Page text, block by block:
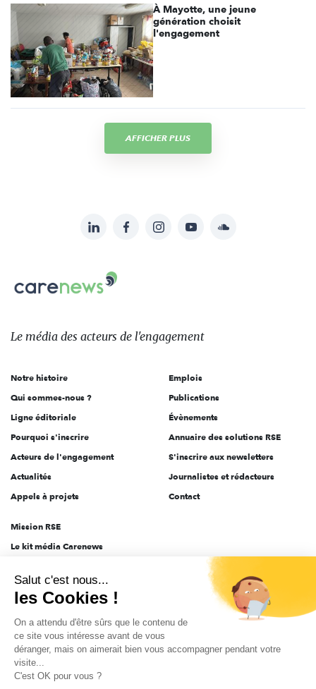
À Mayotte, une jeune
génération choisit
l'engagement
AFFICHER PLUS
sur:
LinkedInFacebookInstagramYouTubeSoundcloud
Le
des
l'engagement
Le média des acteurs de l'engagement
Notre histoire
Qui sommes-nous ?
Ligne éditoriale
Pourquoi s'inscrire
Acteurs de l'engagement
Actualités
Appels à projets
Emplois
Publications
Évènements
Annuaire des solutions RSE
S'inscrire aux newsletters
Journalistes et rédacteurs
Contact
Mission RSE
Le kit média Carenews
AEF info
Novethic
PRODURABLE
Inclusiv Day
Salut c'est nous...
les Cookies !
On a attendu d'être sûrs que le contenu de
ce site vous intéresse avant de vous
déranger, mais on aimerait bien vous accompagner pendant votre
visite...
C'est OK pour vous ?